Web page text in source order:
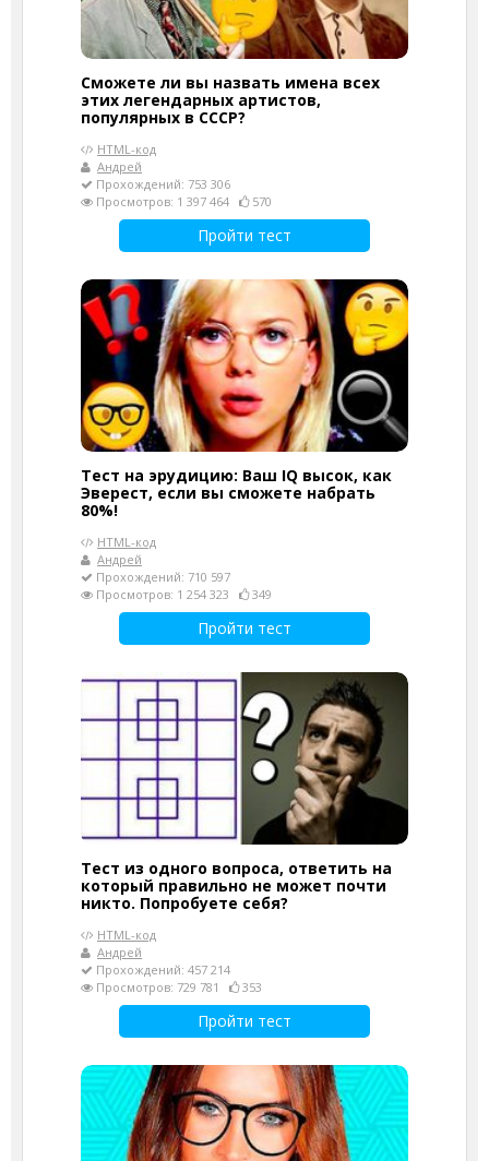
Сможете ли вы назвать имена всех
этих легендарных артистов,
популярных в СССР?
HTML-код
Андрей
Прохождений: 753 306
Просмотров: 1 397 464
570
Пройти тест
Тест на эрудицию: Ваш IQ высок, как
Эверест, если вы сможете набрать
80%!
HTML-код
Андрей
Прохождений: 710 597
Просмотров: 1 254 323
349
Пройти тест
Тест из одного вопроса, ответить на
который правильно не может почти
никто. Попробуете себя?
HTML-код
Андрей
Прохождений: 457 214
Просмотров: 729 781
353
Пройти тест